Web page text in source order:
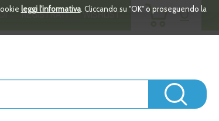
leggi l'informativa. Cliccando su "OK" o proseguendo la
REGISTRATI WISHLIST 0
ARTICOLI